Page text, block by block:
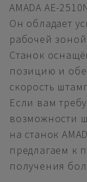
AMADA AE-
Он обладает
рабочей
Станок
позицию и
скорость
Если вам
возможности
на станок
предлагаем к
получения